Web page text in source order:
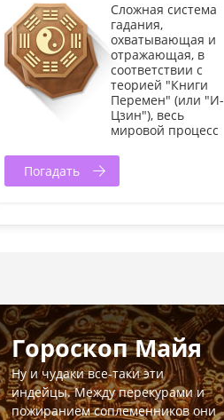
Cложная система
гадания,
охватывающая и
отражающая, в
соответствии с
теорией "Книги
Перемен" (или "И-
Цзин"), весь
мировой процесс
Погадать
Гороскоп Майя
Ну и чудаки все-таки эти
индейцы. Между перекурами и
пожиранием соплеменников они